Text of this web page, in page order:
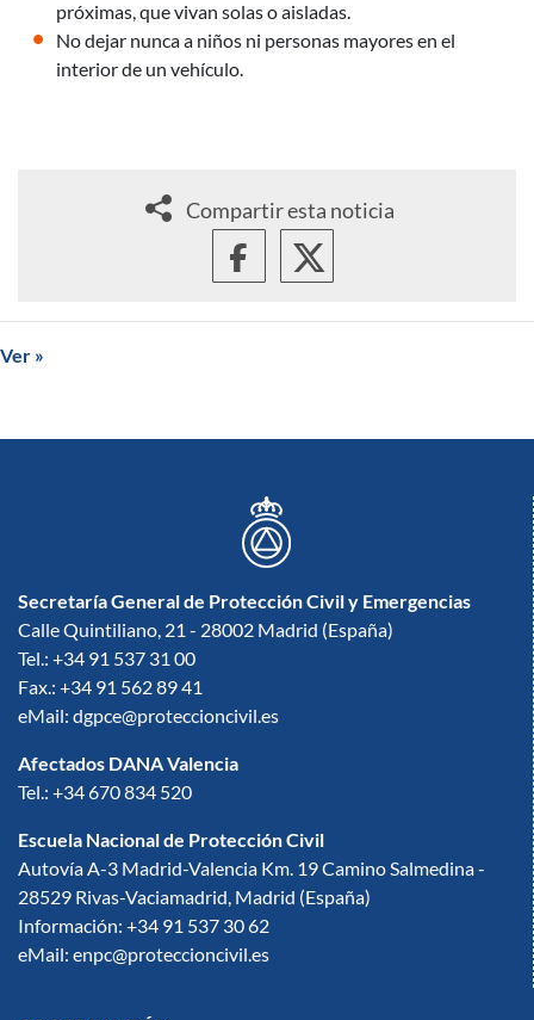
próximas, que vivan solas o aisladas.
No dejar nunca a niños ni personas mayores en el
interior de un vehículo.
Compartir esta noticia
Ver »
Secretaría General de Protección Civil y Emergencias
Calle Quintiliano, 21 - 28002 Madrid (España)
Tel.: +34 91 537 31 00
Fax.: +34 91 562 89 41
eMail: dgpce@proteccioncivil.es
Afectados DANA Valencia
Tel.: +34 670 834 520
Escuela Nacional de Protección Civil
Autovía A-3 Madrid-Valencia Km. 19 Camino Salmedina -
28529 Rivas-Vaciamadrid, Madrid (España)
Información: +34 91 537 30 62
eMail: enpc@proteccioncivil.es